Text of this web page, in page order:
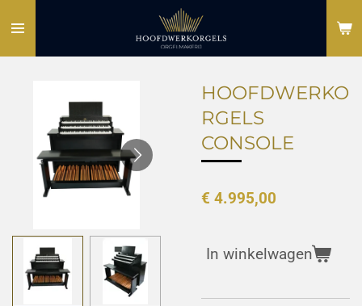
direct
naar
HOOFDWERKO
RGELS
CONSOLE
€ 4.995,00
In winkelwagen